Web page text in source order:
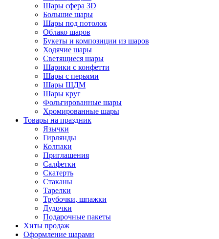
Шары сфера 3D
Большие шары
Шары под потолок
Облако шаров
Букеты и композиции из шаров
Ходячие шары
Светящиеся шары
Шарики с конфетти
Шары с перьями
Шары ШДМ
Шары круг
Фольгированные шары
Хромированные шары
Товары на праздник
Язычки
Гирлянды
Колпаки
Приглашения
Салфетки
Скатерть
Стаканы
Тарелки
Трубочки, шпажки
Дудочки
Подарочные пакеты
Хиты продаж
Оформление шарами